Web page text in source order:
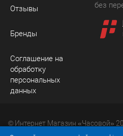
Отзывы
Бренды
Соглашение на
обработку
персональных
данных
без
© Интернет Магазин «Часовой»
Юридический адрес: 214036